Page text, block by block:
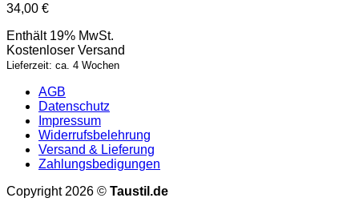
34,00 €
Enthält 19% MwSt.
Kostenloser Versand
Lieferzeit: ca. 4 Wochen
AGB
Datenschutz
Impressum
Widerrufsbelehrung
Versand & Lieferung
Zahlungsbedigungen
Copyright 2026 © Taustil.de